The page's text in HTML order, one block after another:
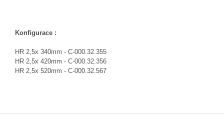
Konfigurace :
HR 2,5x 340mm - C-000.32.355
HR 2,5x 420mm - C-000.32.356
HR 2,5x 520mm - C-000.32.567